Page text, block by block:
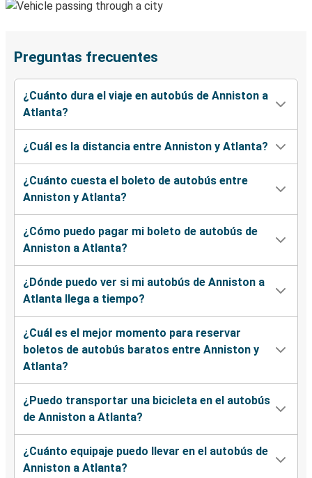
Preguntas frecuentes
¿Cuánto dura el viaje en autobús de Anniston a
Atlanta?
¿Cuál es la distancia entre Anniston y Atlanta?
¿Cuánto cuesta el boleto de autobús entre
Anniston y Atlanta?
¿Cómo puedo pagar mi boleto de autobús de
Anniston a Atlanta?
¿Dónde puedo ver si mi autobús de Anniston a
Atlanta llega a tiempo?
¿Cuál es el mejor momento para reservar
boletos de autobús baratos entre Anniston y
Atlanta?
¿Puedo transportar una bicicleta en el autobús
de Anniston a Atlanta?
¿Cuánto equipaje puedo llevar en el autobús de
Anniston a Atlanta?